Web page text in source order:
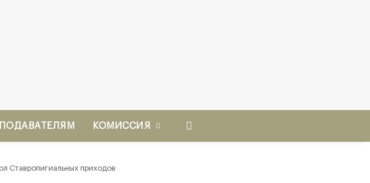
КОМИССИЯ
Ставропигиальных приходов